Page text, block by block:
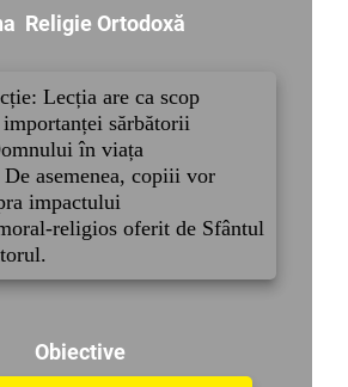
Religie Ortodoxă
Lecția are ca scop
importanței sărbătorii
în viața
asemenea, copiii vor
impactului
religios oferit de Sfântul
Obiective